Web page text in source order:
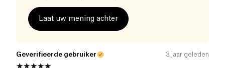
Laat uw mening achter
Geverifieerde gebruiker 3 jaar geleden